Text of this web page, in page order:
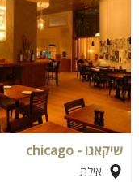
שיקאגו - chicago
אילת